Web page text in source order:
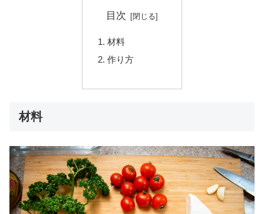
目次
材料
作り方
材料